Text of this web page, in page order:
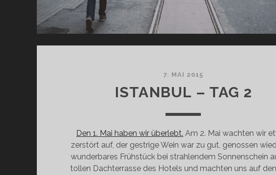
7. MAI 2015
ISTANBUL – TAG 2
Den 1. Mai haben wir überlebt. Am 2. Mai wachten wir
zerstört auf, der gestrige Wein war zu gut, genossen
wunderbares Frühstück bei strahlendem Sonnenschein
tollen Dachterrasse des Hotels und machten uns auf